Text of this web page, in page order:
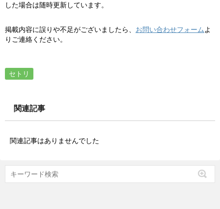
した場合は随時更新しています。
掲載内容に誤りや不足がございましたら、 お問い合わせフォーム よ
りご連絡ください。
セトリ
関連記事
関連記事はありませんでした